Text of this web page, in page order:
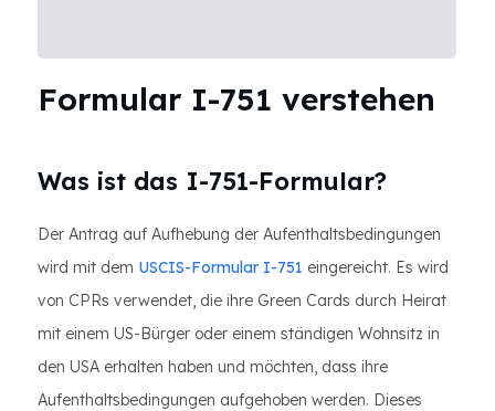
Formular I-751 verstehen
Was ist das I-751-Formular?
Der Antrag auf Aufhebung der Aufenthaltsbedingungen
wird mit dem USCIS-Formular I-751 eingereicht. Es wird
von CPRs verwendet, die ihre Green Cards durch Heirat
mit einem US-Bürger oder einem ständigen Wohnsitz in
den USA erhalten haben und möchten, dass ihre
Aufenthaltsbedingungen aufgehoben werden. Dieses